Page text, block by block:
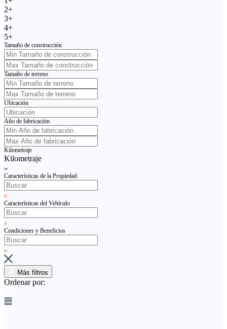
2+
3+
4+
5+
Tamaño de construcción
Tamaño de terreno
Ubicación
Año de fabricación
Kilometraje
Kilometraje
Características de la Propiedad
Características del Vehículo
Condiciones y Beneficios
Más filtros
Ordenar por: